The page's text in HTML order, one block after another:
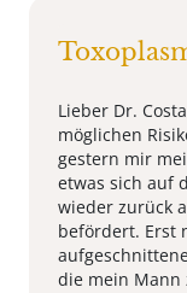
Lieber Dr.
möglichen
gestern mir
etwas sich auf
wieder zurück
befördert. Erst
die mein Mann